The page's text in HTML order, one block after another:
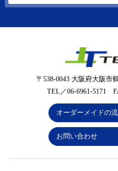
〒538-0043 大阪府大阪市
TEL／06-6961-5171
オーダーメイドの
お問い合わせ